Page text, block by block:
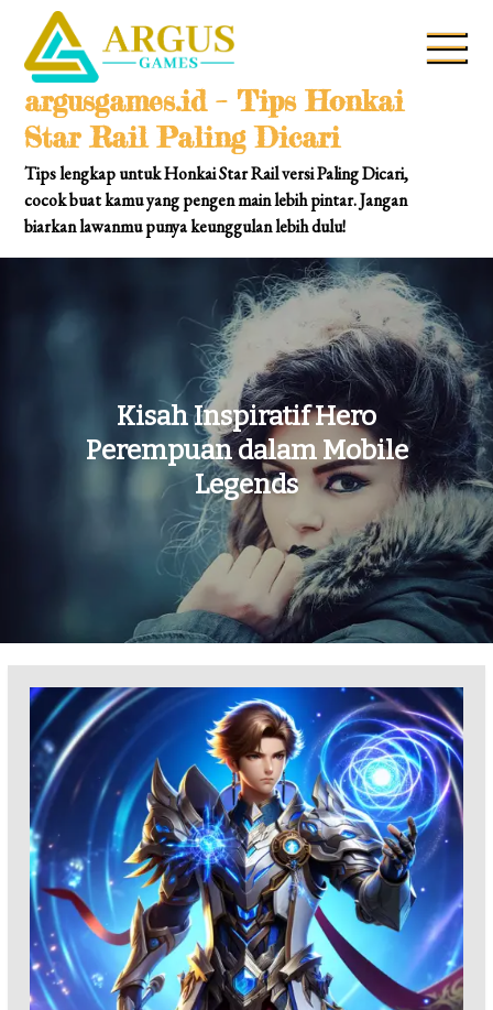
content
argusgames.id – Tips Honkai
Star Rail Paling Dicari
Tips lengkap untuk Honkai Star Rail versi Paling Dicari,
cocok buat kamu yang pengen main lebih pintar. Jangan
biarkan lawanmu punya keunggulan lebih dulu!
Kisah Inspiratif Hero
Perempuan dalam Mobile
Legends